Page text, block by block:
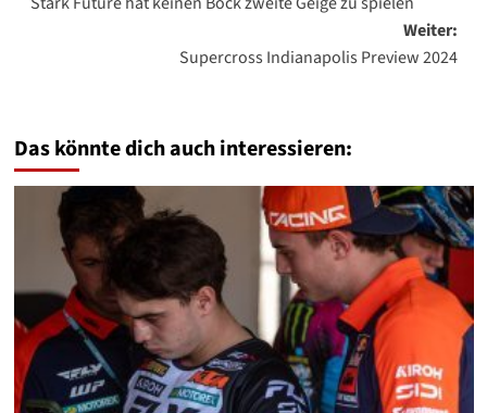
Weiter:
Supercross Indianapolis Preview 2024
Das könnte dich auch interessieren: